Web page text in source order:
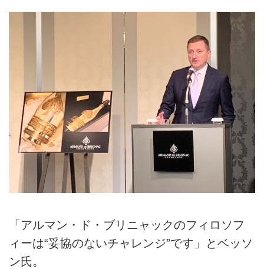
「アルマン・ド・ブリニャックのフィロソフ
ィーは“妥協のないチャレンジ”です」とベッソ
ン氏。